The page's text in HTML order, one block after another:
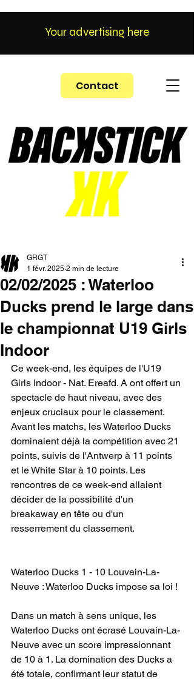
Contact
Your advertising here
02/02/2025 : Waterloo
Ducks prend le large dans
le championnat U19 Girls
Indoor
GRGT
1 févr. 2025 2 min de lecture
Ce week-end, les équipes de l'U19
Girls Indoor - Nat. Ereafd. A ont offert un
spectacle de haut niveau, avec des
enjeux cruciaux pour le classement.
Avant les matchs, les Waterloo Ducks
dominaient déjà la compétition avec 21
points, suivis de l'Antwerp à 11 points
et le White Star à 10 points. Les
rencontres de ce week-end allaient
décider de la possibilité d'un
breakaway en tête ou d'un
resserrement du classement.
Waterloo Ducks 1 - 10 Louvain-La-
Neuve : Waterloo Ducks impose sa loi !
Dans un match à sens unique, les
Waterloo Ducks ont écrasé Louvain-La-
Neuve avec un score impressionnant
de 10 à 1. La domination des Ducks a
été totale, confirmant leur statut de